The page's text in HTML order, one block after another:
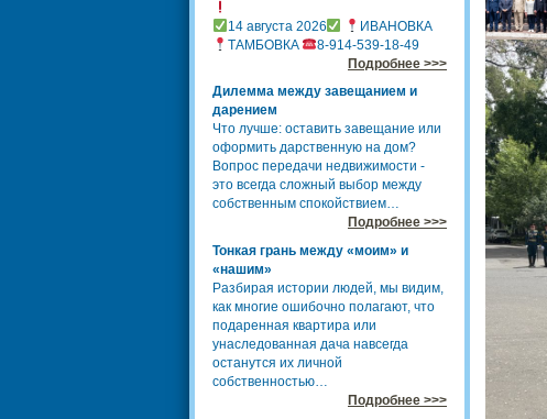
14 августа 2026
ИВАНОВКА
ТАМБОВКА
8-914-539-18-49
Подробнее >>>
Дилемма между завещанием и
дарением
Что лучше: оставить завещание или
оформить дарственную на дом?
Вопрос передачи недвижимости -
это всегда сложный выбор между
собственным спокойствием…
Подробнее >>>
Тонкая грань между «моим» и
«нашим»
Разбирая истории людей, мы видим,
как многие ошибочно полагают, что
подаренная квартира или
унаследованная дача навсегда
останутся их личной
собственностью…
Подробнее >>>